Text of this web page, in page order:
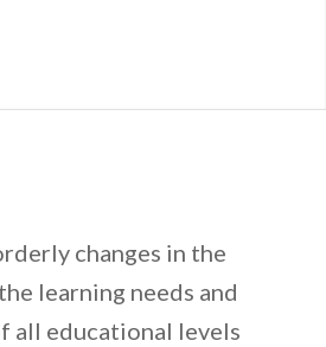
changes in the
learning needs and
all educational levels